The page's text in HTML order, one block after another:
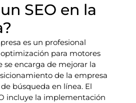
SEO en la
es un profesional
para motores
se encarga de mejorar la
de la empresa
búsqueda en línea. El
incluye la implementación